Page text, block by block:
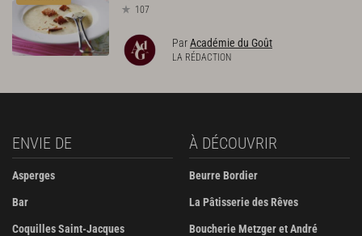
107
ParAcadémie du Goût
LA RÉDACTION
ENVIE DE
Asperges
Bar
Coquilles Saint-Jacques
À DÉCOUVRIR
Beurre Bordier
La Pâtisserie des Rêves
Boucherie Metzger et André